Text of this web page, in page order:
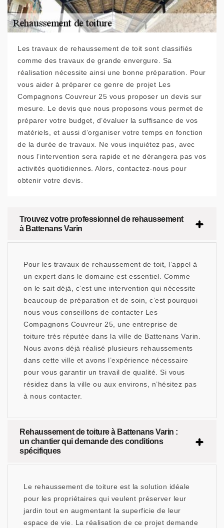
Les travaux de rehaussement de toit sont classifiés
comme des travaux de grande envergure. Sa
réalisation nécessite ainsi une bonne préparation. Pour
vous aider à préparer ce genre de projet Les
Compagnons Couvreur 25 vous proposer un devis sur
mesure. Le devis que nous proposons vous permet de
préparer votre budget, d’évaluer la suffisance de vos
matériels, et aussi d’organiser votre temps en fonction
de la durée de travaux. Ne vous inquiétez pas, avec
nous l’intervention sera rapide et ne dérangera pas vos
activités quotidiennes. Alors, contactez-nous pour
obtenir votre devis.
Trouvez votre professionnel de rehaussement
à Battenans Varin
Pour les travaux de rehaussement de toit, l’appel à
un expert dans le domaine est essentiel. Comme
on le sait déjà, c’est une intervention qui nécessite
beaucoup de préparation et de soin, c’est pourquoi
nous vous conseillons de contacter Les
Compagnons Couvreur 25, une entreprise de
toiture très réputée dans la ville de Battenans Varin.
Nous avons déjà réalisé plusieurs rehaussements
dans cette ville et avons l’expérience nécessaire
pour vous garantir un travail de qualité. Si vous
résidez dans la ville ou aux environs, n’hésitez pas
à nous contacter.
Rehaussement de toiture à Battenans Varin :
un chantier qui demande des conditions
spécifiques
Le rehaussement de toiture est la solution idéale
pour les propriétaires qui veulent préserver leur
jardin tout en augmentant la superficie de leur
espace de vie. La réalisation de ce projet demande